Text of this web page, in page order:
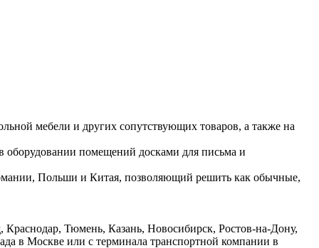
мебели и других сопутствующих товаров, а также на
оборудовании помещений досками для письма и
Польши и Китая, позволяющий решить как обычные,
Тюмень, Казань, Новосибирск, Ростов-на-Дону,
в Москве или с терминала транспортной компании в